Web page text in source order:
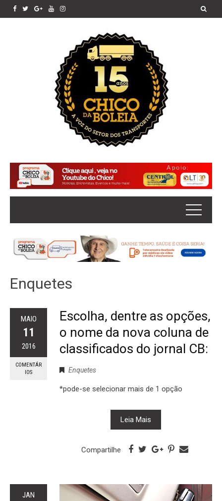
Enquetes
MAIO
11
2016
COMENTÁR
IOS
Escolha, dentre as opções,
o nome da nova coluna de
classificados do jornal CB:
Enquetes
*pode-se selecionar mais de 1 opção
Leia Mais
Compartilhe
JAN